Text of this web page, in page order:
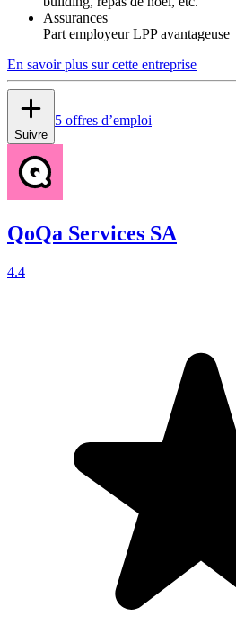
Assurances
Part employeur LPP avantageuse
En savoir plus sur cette entreprise
Suivre
5 offres d’emploi
QoQa Services SA
4.4